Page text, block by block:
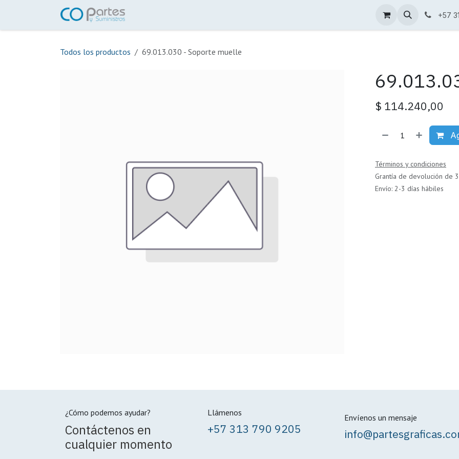
+57
Todos los productos 69.013.030 - Soporte muelle
$ 114.240,00
Términos y condiciones
Grantía de devolución de
Envío: 2-3 días hábiles
¿Cómo podemos ayudar?
Contáctenos en
cualquier momento
Llámenos
+57 313 790 9205
Envíenos un mensaje